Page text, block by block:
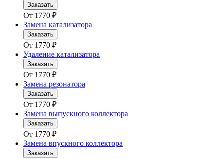
Заказать
От 1770 ₽
Замена катализатора
Заказать
От 1770 ₽
Удаление катализатора
Заказать
От 1770 ₽
Замена резонатора
Заказать
От 1770 ₽
Замена выпускного коллектора
Заказать
От 1770 ₽
Замена впускного коллектора
Заказать